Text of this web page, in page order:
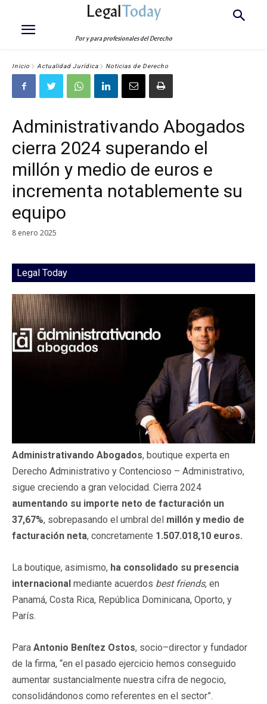
LegalToday
Por y para profesionales del Derecho
Inicio Actualidad Jurídica Noticias de Derecho
Administrativando Abogados
cierra 2024 superando el
millón y medio de euros e
incrementa notablemente su
equipo
8 enero 2025
Legal Today
Administrativando Abogados, boutique experta en
Derecho Administrativo y Contencioso – Administrativo,
sigue creciendo a gran velocidad. Cierra 2024
aumentando su importe neto de facturación un
37,67%, sobrepasando el umbral del millón y medio de
facturación neta, concretamente 1.507.018,10 euros.
La boutique, asimismo, ha consolidado su presencia
internacional mediante acuerdos best friends, en
Panamá, Costa Rica, República Dominicana, Oporto, y
París.
Para Antonio Benítez Ostos, socio–director y fundador
de la firma, “en el pasado ejercicio hemos conseguido
aumentar sustancialmente nuestra cifra de negocio,
consolidándonos como referentes en el sector”.